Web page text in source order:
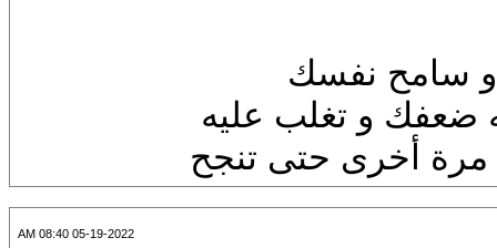
و سامح نفسك
ضعفك و تغلب عليه
مرة أخرى حتى تنجح
05-19-2022 08:40 AM